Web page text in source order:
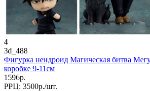
4
3d_488
Фигурка нендроид Магическая битва
коробке 9-11см
1596р.
РРЦ: 3500р./шт.